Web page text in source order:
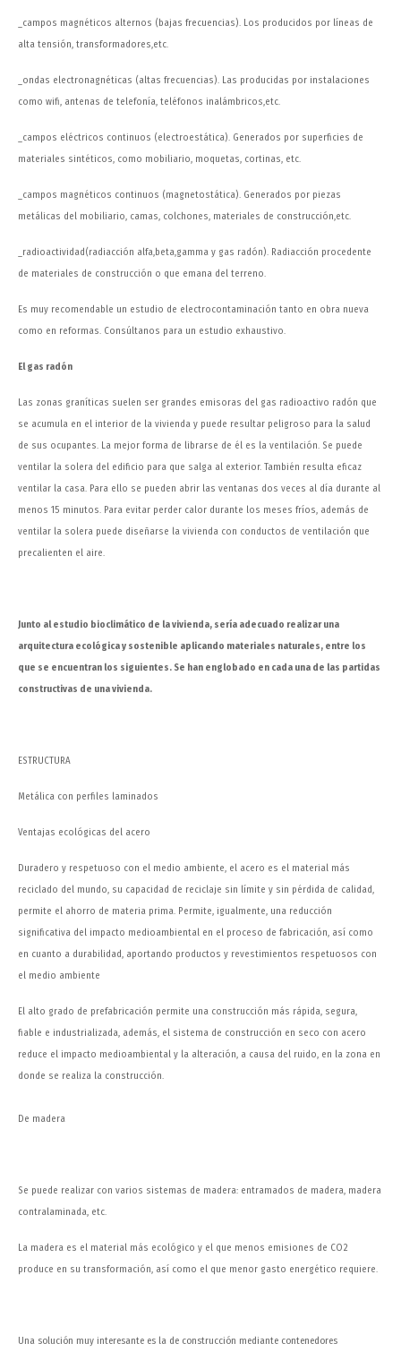
_campos magnéticos alternos (bajas frecuencias). Los producidos por líneas de
alta tensión, transformadores,etc.
_ondas electronagnéticas (altas frecuencias). Las producidas por instalaciones
como wifi, antenas de telefonía, teléfonos inalámbricos,etc.
_campos eléctricos continuos (electroestática). Generados por superficies de
materiales sintéticos, como mobiliario, moquetas, cortinas, etc.
_campos magnéticos continuos (magnetostática). Generados por piezas
metálicas del mobiliario, camas, colchones, materiales de construcción,etc.
_radioactividad(radiacción alfa,beta,gamma y gas radón). Radiacción procedente
de materiales de construcción o que emana del terreno.
Es muy recomendable un estudio de electrocontaminación tanto en obra nueva
como en reformas. Consúltanos para un estudio exhaustivo.
El gas radón
Las zonas graníticas suelen ser grandes emisoras del gas radioactivo radón que
se acumula en el interior de la vivienda y puede resultar peligroso para la salud
de sus ocupantes. La mejor forma de librarse de él es la ventilación. Se puede
ventilar la solera del edificio para que salga al exterior. También resulta eficaz
ventilar la casa. Para ello se pueden abrir las ventanas dos veces al día durante al
menos 15 minutos. Para evitar perder calor durante los meses fríos, además de
ventilar la solera puede diseñarse la vivienda con conductos de ventilación que
precalienten el aire.
Junto al estudio bioclimático de la vivienda, sería adecuado realizar una
arquitectura ecológica y sostenible aplicando materiales naturales, entre los
que se encuentran los siguientes. Se han englobado en cada una de las partidas
constructivas de una vivienda.
ESTRUCTURA
Metálica con perfiles laminados
Ventajas ecológicas del acero
Duradero y respetuoso con el medio ambiente, el acero es el material más
reciclado del mundo, su capacidad de reciclaje sin límite y sin pérdida de calidad,
permite el ahorro de materia prima. Permite, igualmente, una reducción
significativa del impacto medioambiental en el proceso de fabricación, así como
en cuanto a durabilidad, aportando productos y revestimientos respetuosos con
el medio ambiente
El alto grado de prefabricación permite una construcción más rápida, segura,
fiable e industrializada, además, el sistema de construcción en seco con acero
reduce el impacto medioambiental y la alteración, a causa del ruido, en la zona en
donde se realiza la construcción.
De madera
Se puede realizar con varios sistemas de madera: entramados de madera, madera
contralaminada, etc.
La madera es el material más ecológico y el que menos emisiones de CO2
produce en su transformación, así como el que menor gasto energético requiere.
Una solución muy interesante es la de construcción mediante contenedores